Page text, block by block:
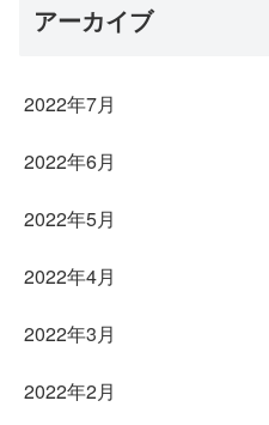
アーカイブ
2022年7月
2022年6月
2022年5月
2022年4月
2022年3月
2022年2月